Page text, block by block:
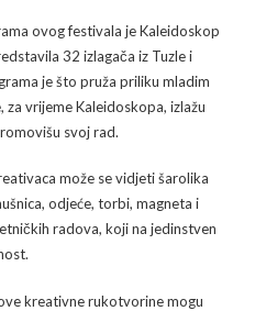
ovog festivala je Kaleidoskop
32 izlagača iz Tuzle i
je što pruža priliku mladim
za vrijeme Kaleidoskopa, izlažu
svoj rad.
može se vidjeti šarolika
odjeće, torbi, magneta i
radova, koji na jedinstven
kreativne rukotvorine mogu